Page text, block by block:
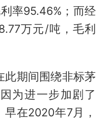
率95.46%；而经
万元/吨，毛利
此期间围绕非标茅
为进一步加剧了
早在2020年7月，